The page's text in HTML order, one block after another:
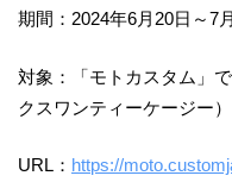
期間：2024年6月20日～7
対象：「モトカスタム」
クスワンティーケージー
URL： https://